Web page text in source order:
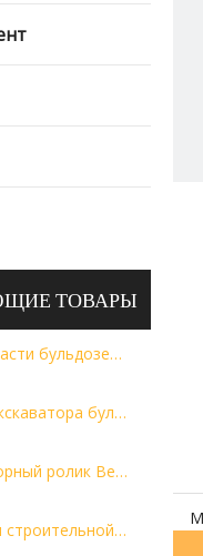
ТОВАРЫ
Детали ходовой части бульдозера D8N Верхний каток Несущий каток Верхний каток
Ролик несущего экскаватора бульдозера ролика следа нижний и сборка верхнего ролика НЕСУЩИЙ РОЛИК ЭС100
Качественный опорный ролик Верхний ролик для запчастей экскаваторов любых марок и моделей БД2Г Верхний ролик
OEM запчасти для строительной техники Несущий ролик Ходовая часть экскаватора Запчасти Верхний ролик для CAT KOMATSU D31P-18 Несущий ролик